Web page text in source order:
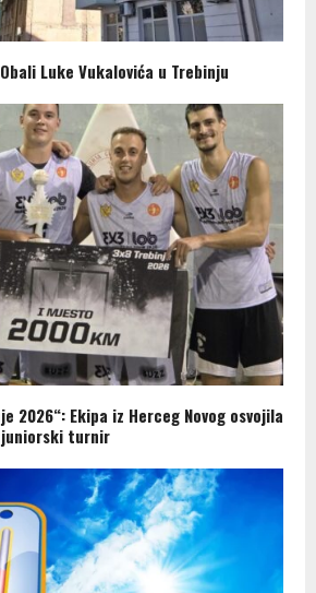
Luke Vukalovića u Trebinju
2026“: Ekipa iz Herceg Novog osvojila
turnir